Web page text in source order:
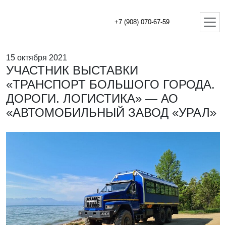
+7 (908) 070-67-59
15 октября 2021
УЧАСТНИК ВЫСТАВКИ
«ТРАНСПОРТ БОЛЬШОГО ГОРОДА.
ДОРОГИ. ЛОГИСТИКА» — АО
«АВТОМОБИЛЬНЫЙ ЗАВОД «УРАЛ»